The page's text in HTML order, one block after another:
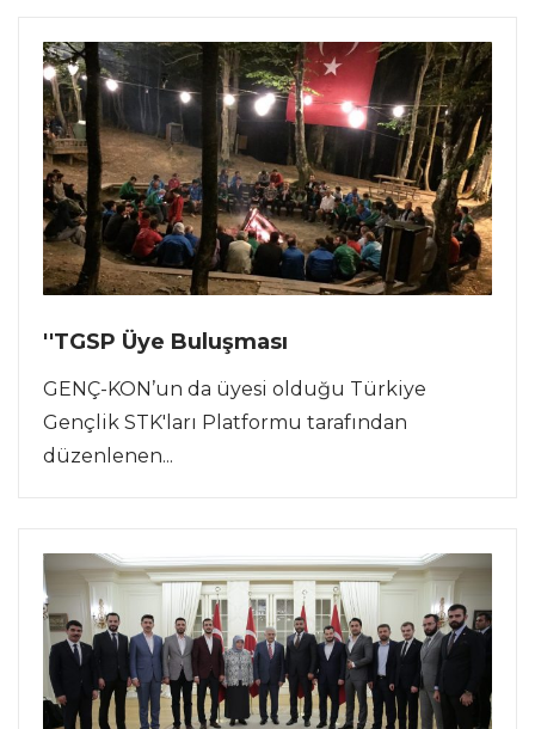
''TGSP Üye Buluşması
GENÇ-KON’un da üyesi olduğu Türkiye
Gençlik STK'ları Platformu tarafından
düzenlenen...